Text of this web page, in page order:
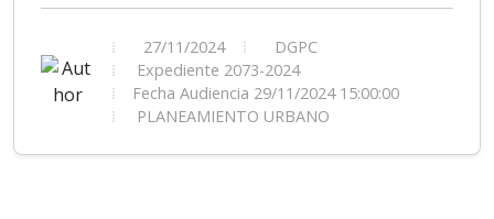
27/11/2024
DGPC
Expediente 2073-2024
Fecha Audiencia 29/11/2024 15:00:00
PLANEAMIENTO URBANO